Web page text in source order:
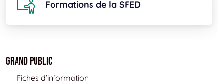
Formations de la SFED
Grand public
Fiches d’information